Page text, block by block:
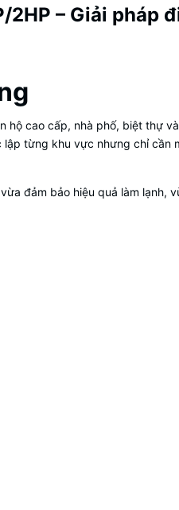
2HP – Giải pháp
hộ cao cấp, nhà phố, biệt thự
lập từng khu vực nhưng chỉ cần
đảm bảo hiệu quả làm lạnh,